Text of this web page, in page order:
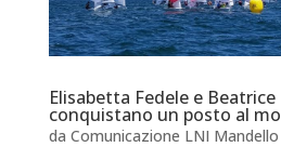
Elisabetta Fedele e
conquistano un posto al
da Comunicazione LNI Mandello